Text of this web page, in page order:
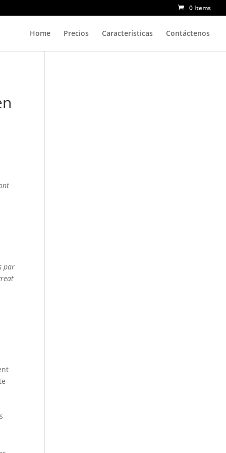
0 Items
Home Precios Características Contáctenos
par